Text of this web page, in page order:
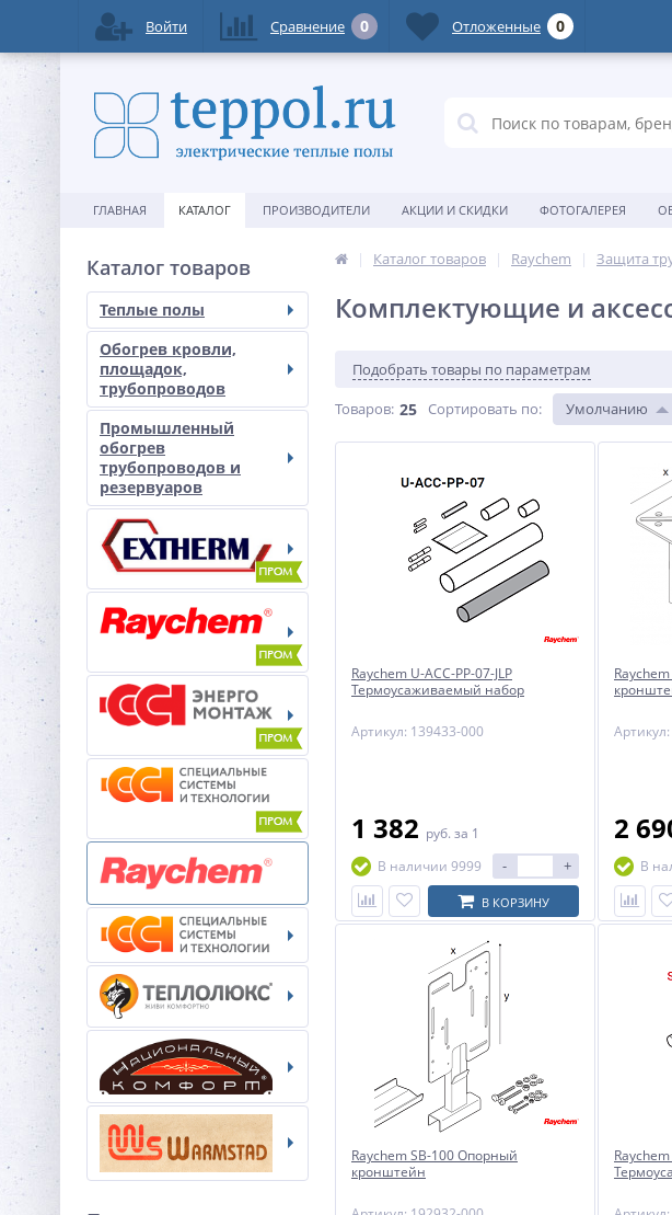
ГЛАВНАЯ КАТАЛОГ ПРОИЗВОДИТЕЛИ АКЦИИ И СКИДКИ ФОТОГАЛЕРЕЯ
Каталог товаров
Теплые полы
Обогрев кровли,
площадок,
трубопроводов
Промышленный
обогрев
трубопроводов и
резервуаров
Каталог товаров Raychem Защита
Комплектующие и
Подобрать товары по параметрам
Товаров: 25 Сортировать по: Умолчанию
Raychem U-ACC-PP-07-JLP
Термоусаживаемый набор
Артикул: 139433-000
1 382 руб. за 1
В наличии 9999
- +
В КОРЗИНУ
2
В
Raychem SB-100 Опорный
кронштейн
Войти Сравнение 0 Отложенные 0